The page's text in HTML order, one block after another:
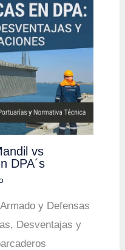
vs
DPA´s
y Defensas
Desventajas y